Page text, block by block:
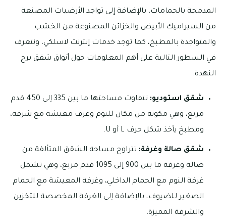
المدمجة بالحمامات، بالإضافة إلى تواجد الأرضيات المصنعة
من السيراميك الأبيض والخزائن المصنوعة من الخشب
والمتواجدة بالمطبخ، كما توجد خدمات إنترنت لاسلكي، ونتعرف
في السطور التالية على أهم المعلومات حول أنواق شقق برج
النهدة:
شقق استوديو:
تتفاوت مساحتها ما بين 335 إلى 450 قدم
مربع، وهي مكونة من مكان للنوم وغرف معيشة مع شرفة،
ومطبخ يأخذ شكل حرف L أو U.
شقق صالة وغرفة: تتراوح مساحة الشقق المتألفة من
صالة وغرفة ما بين 900 إلى 1095 قدم مربع، وهي تشمل
غرفة النوم مع الحمام الداخلي، وغرفة المعيشة مع الحمام
الصغير للضيوف، بالإضافة إلى الغرفة المخصصة للتخزين
والشرفة المميزة.